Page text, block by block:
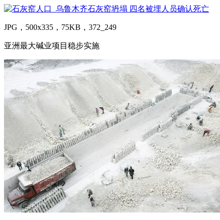
JPG，500x335，75KB，372_249
亚洲最大碱业项目稳步实施